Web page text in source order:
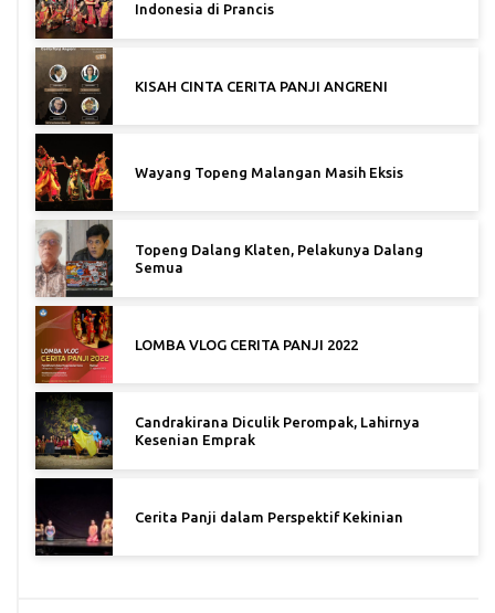
Indonesia di Prancis
KISAH CINTA CERITA PANJI ANGRENI
Wayang Topeng Malangan Masih Eksis
Topeng Dalang Klaten, Pelakunya Dalang
Semua
LOMBA VLOG CERITA PANJI 2022
Candrakirana Diculik Perompak, Lahirnya
Kesenian Emprak
Cerita Panji dalam Perspektif Kekinian